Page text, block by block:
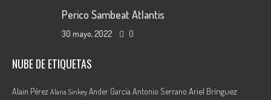
Perico Sambeat Atlantis
30 mayo, 2022 0
NUBE DE ETIQUETAS
Alain Pérez Alana SinkeyAnder García Antonio Serrano Ariel Brínguez